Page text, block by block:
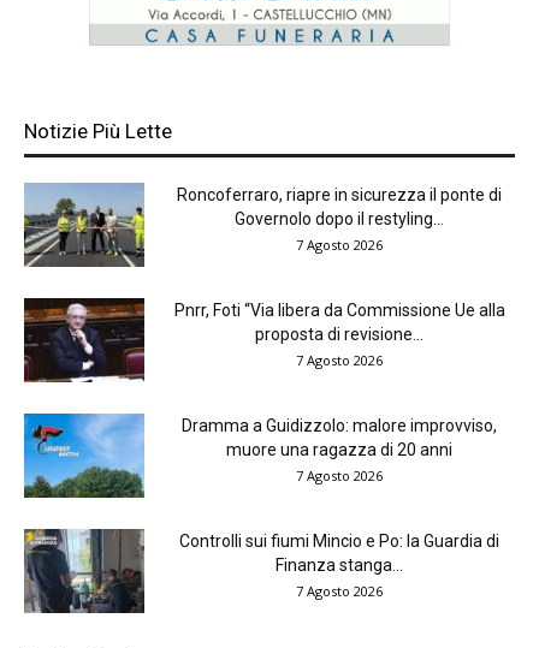
Notizie Più Lette
Roncoferraro, riapre in sicurezza il ponte di
Governolo dopo il restyling...
7 Agosto 2026
Pnrr, Foti “Via libera da Commissione Ue alla
proposta di revisione...
7 Agosto 2026
Dramma a Guidizzolo: malore improvviso,
muore una ragazza di 20 anni
7 Agosto 2026
Controlli sui fiumi Mincio e Po: la Guardia di
Finanza stanga...
7 Agosto 2026